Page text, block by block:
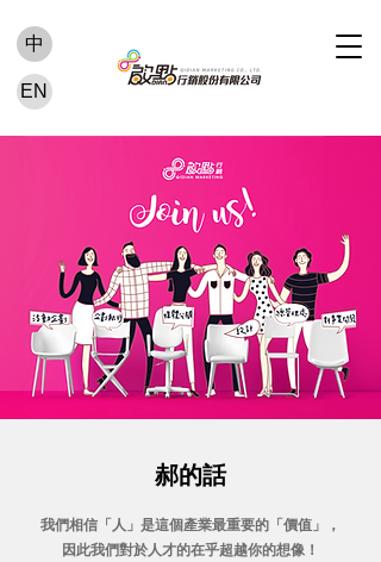
中
EN
郝的話
我們相信「人」是這個產業最重要的「價值」，
因此我們對於人才的在乎超越你的想像！